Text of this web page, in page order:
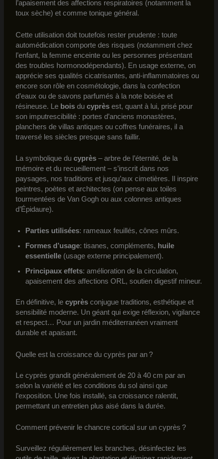
l’apaisement des affections respiratoires (notamment la
toux sèche) et comme tonique général.
Cette utilisation doit toutefois rester prudente : toute
automédication comporte des risques (notamment chez
l’enfant, la femme enceinte ou les personnes présentant
des troubles hormonodépendants). En usage externe, on
apprécie ses qualités cicatrisantes, anti-inflammatoires ou
encore son rôle en cosmétologie, dans la confection
d’eaux ou de savons parfumés à la note boisée et
résineuse. Le boisdu cyprèsest, quant à lui, prisé pour
son imputrescibilité : portes d’anciens monastères,
planchers de villas antiques ou coffres funéraires, il a
traversé les siècles presque sans faillir.
La symbolique du cyprès– arbre de l’éternité, de la
mémoire et du recueillement – s’inscrit dans nos
paysages, nos traditions et jusqu’aux cimetières. Il inspire
peintres, poètes et architectes (on pense aux toiles
tourmentées de Van Gogh ou aux colonnes antiques
d’Épidaure).
Parties utilisées: rameaux feuillés, cônes mûrs.
Formes d’usage: tisanes, compléments, huile
essentielle(usage externe principalement).
Principaux effets: amélioration de la circulation,
apaisement des affections ORL, soutien digestif mineur.
En définitive, le cyprèsconjugue traditions, esthétique et
sensibilité moderne. Un géant qui exige réflexion, vigilance
et respect… Pour un jardin méditerranéen vraiment
durable et apaisant.
Quelle est la croissance du cyprès par an ?
Le cyprès grandit généralement de 20 à 40 cm par an
selon la variété et les conditions du sol ainsi que
l’exposition. Une fois installé, sa croissance ralentit,
permettant un entretien plus aisé dans la durée.
Comment prévenir le chancre cortical sur un cyprès ?
Surveillez régulièrement les branches, désinfectez les